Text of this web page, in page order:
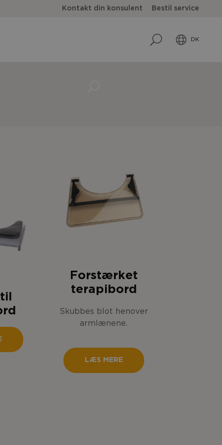
Kontakt din konsulent Bestil service
DK
Forstærket
terapibord
Skubbes blot henover
armlænene.
LÆS MERE